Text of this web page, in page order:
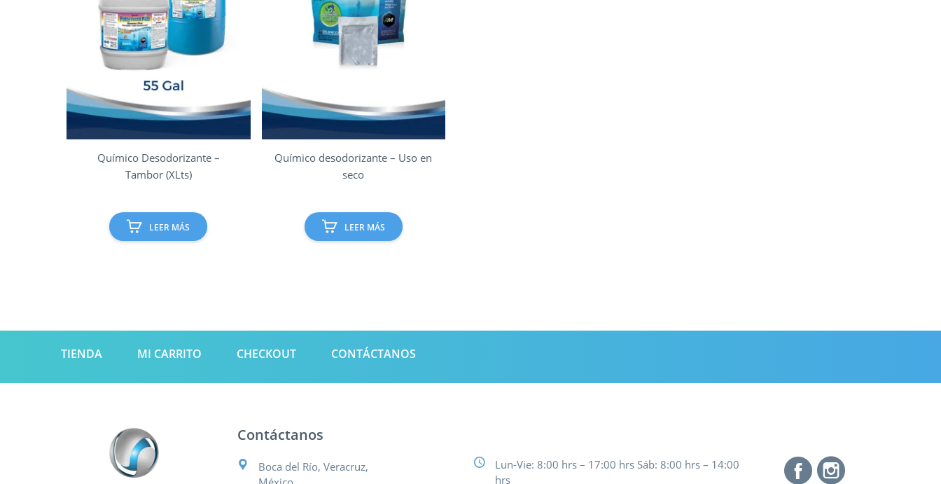
Químico Desodorizante –
Tambor (XLts)
LEER MÁS
Químico desodorizante – Uso en
seco
LEER MÁS
TIENDA MI CARRITO CHECKOUT CONTÁCTANOS
Contáctanos
Boca del Río, Veracruz,
Lun-Vie: 8:00 hrs – 17:00 hrs Sáb: 8:00 hrs – 14:00
hrs